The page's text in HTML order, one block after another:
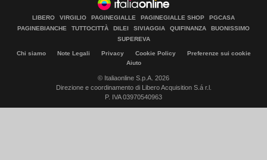
LIBERO VIRGILIO PAGINEGIALLE PAGINEGIALLE SHOP
PGCASA
PAGINEBIANCHE
TUTTOCITTÀ DILEI SIVIAGGIA QUIFINANZA
BUONISSIMO
SUPEREVA
Chi siamo Note Legali Privacy Cookie Policy
Preferenze sui cookie
Aiuto
© Italiaonline S.p.A. 2026
Direzione e coordinamento di Libero Acquisition S.á r.l.
P. IVA 03970540963